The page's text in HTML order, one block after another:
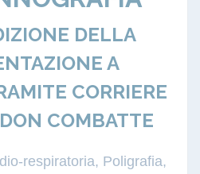
DELLA
A
CORRIERE
COMBATTE
respiratoria, Poligrafia,